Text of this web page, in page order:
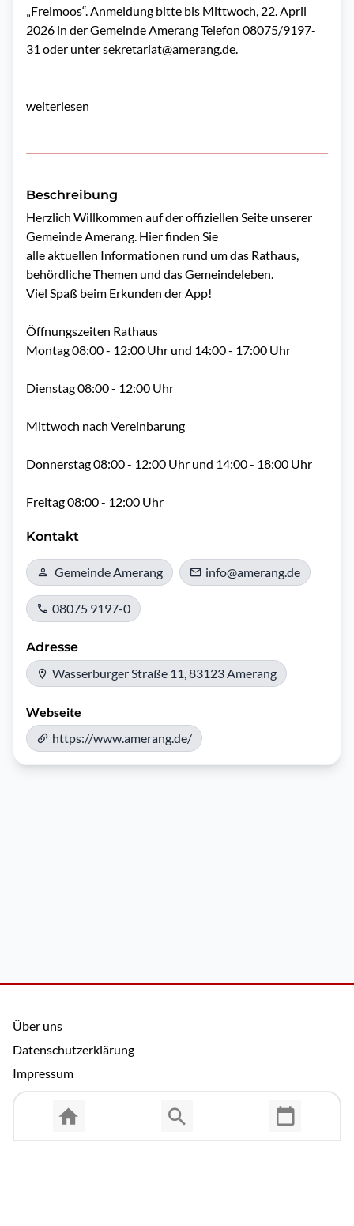
„Freimoos“. Anmeldung bitte bis Mittwoch, 22. April
2026 in der Gemeinde Amerang Telefon 08075/9197-
31 oder unter sekretariat@amerang.de.
weiterlesen
Beschreibung
Herzlich Willkommen auf der offiziellen Seite unserer
Gemeinde Amerang. Hier finden Sie
alle aktuellen Informationen rund um das Rathaus,
behördliche Themen und das Gemeindeleben.
Viel Spaß beim Erkunden der App!
Öffnungszeiten Rathaus
Montag 08:00 - 12:00 Uhr und 14:00 - 17:00 Uhr
Dienstag 08:00 - 12:00 Uhr
Mittwoch nach Vereinbarung
Donnerstag 08:00 - 12:00 Uhr und 14:00 - 18:00 Uhr
Freitag 08:00 - 12:00 Uhr
Kontakt
Gemeinde Amerang info@amerang.de
08075 9197-0
Adresse
Wasserburger Straße 11, 83123 Amerang
Webseite
https://www.amerang.de/
Über uns
Datenschutzerklärung
Impressum
Allgemeine Nutzungsbedingungen